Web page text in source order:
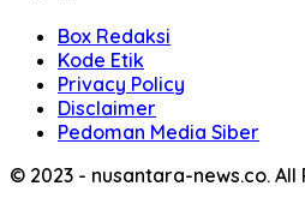
Box Redaksi
Kode Etik
Privacy Policy
Disclaimer
Pedoman Media Siber
© 2023 - nusantara-news.co.